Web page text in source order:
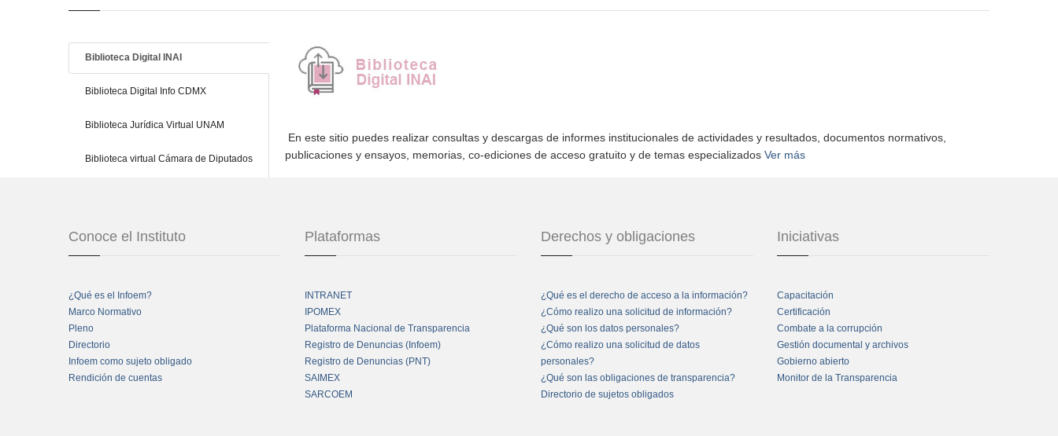
Biblioteca Digital INAI
Biblioteca Digital Info CDMX
Biblioteca Jurídica Virtual UNAM
Biblioteca virtual Cámara de Diputados
En este sitio puedes realizar consultas y descargas de informes institucionales de actividades y resultados, documentos normativos,
publicaciones y ensayos, memorias, co-ediciones de acceso gratuito y de temas especializados Ver más
Conoce el Instituto
¿Qué es el Infoem?
Marco Normativo
Pleno
Directorio
Infoem como sujeto obligado
Rendición de cuentas
Plataformas
INTRANET
IPOMEX
Plataforma Nacional de Transparencia
Registro de Denuncias (Infoem)
Registro de Denuncias (PNT)
SAIMEX
SARCOEM
Derechos y obligaciones
¿Qué es el derecho de acceso a la información?
¿Cómo realizo una solicitud de información?
¿Qué son los datos personales?
¿Cómo realizo una solicitud de datos
personales?
¿Qué son las obligaciones de transparencia?
Directorio de sujetos obligados
Iniciativas
Capacitación
Certificación
Combate a la corrupción
Gestión documental y archivos
Gobierno abierto
Monitor de la Transparencia